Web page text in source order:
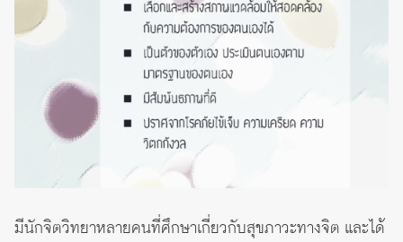
มีนักจิตวิทยาหลายคนที่ศึกษาเกี่ยวกับสุขภาวะทางจิต และได้